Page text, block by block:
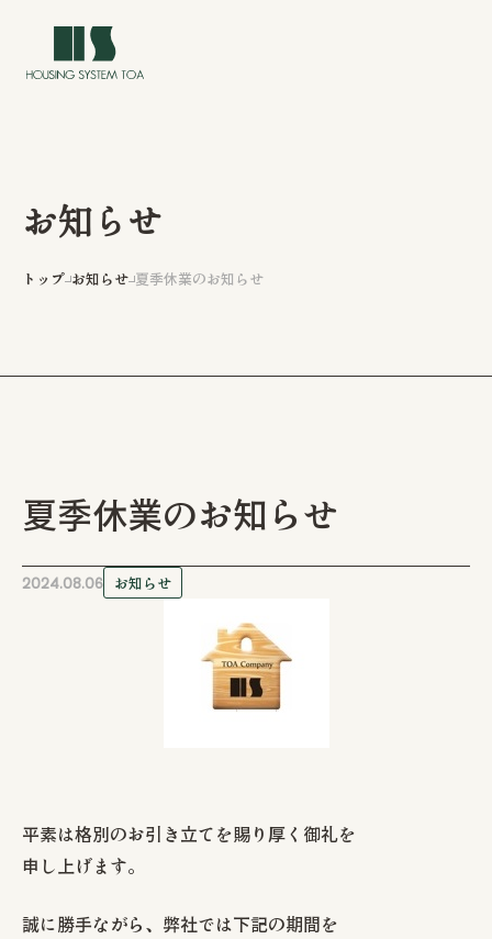
トップ
注文住宅
リフォーム / リノベーション
お知らせ
トップ お知らせ 夏季休業のお知らせ
夏季休業のお知らせ
2024.08.06 お知らせ
平素は格別のお引き立てを賜り厚く御礼を
申し上げます。
誠に勝手ながら、弊社では下記の期間を